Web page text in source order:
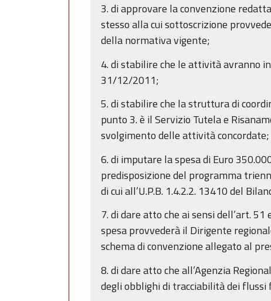
3. di approvare la convenzione
stesso alla cui sottoscrizione
della normativa vigente;
4. di stabilire che le attività avranno
31/12/2011;
5. di stabilire che la struttura di
punto 3. è il Servizio Tutela e
svolgimento delle attività concordate;
6. di imputare la spesa di Euro
predisposizione del programma
di cui all’U.P.B. 1.4.2.2. 13410 del
7. di dare atto che ai sensi dell’art.
spesa provvederà il Dirigente
schema di convenzione allegato al
8. di dare atto che all’Agenzia
degli obblighi di tracciabilità dei flussi